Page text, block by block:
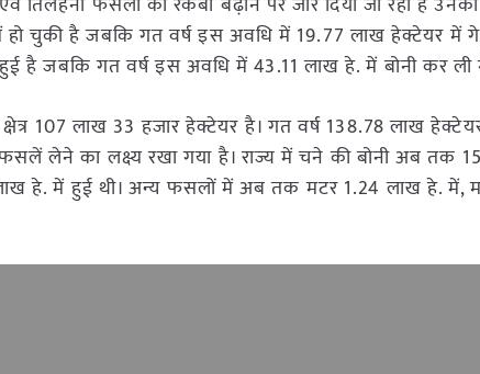
चुकी है जबकि गत वर्ष इस अवधि में 19.77 लाख हेक्टेयर में
है जबकि गत वर्ष इस अवधि में 43.11 लाख हे. में बोनी कर ली
107 लाख 33 हजार हेक्टेयर है। गत वर्ष 138.78 लाख
लेने का लक्ष्य रखा गया है। राज्य में चने की बोनी अब तक
हे. में हुई थी। अन्य फसलों में अब तक मटर 1.24 लाख हे. में,